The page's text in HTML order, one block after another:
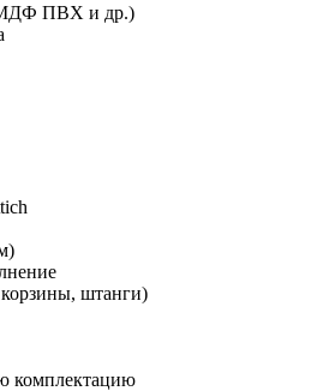
ПВХ и др.)
штанги)
комплектацию